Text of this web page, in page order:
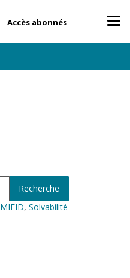
Accès abonnés
MIFID, Solvabilité